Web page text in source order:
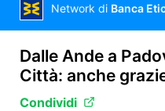
Network di Banca
Dalle Ande a
Città: anche
Condividi